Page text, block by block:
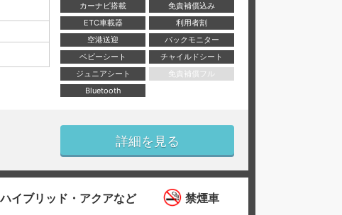
カーナビ搭載
免責補償込み
ETC車載器
利用者割
空港送迎
バックモニター
ベビーシート
チャイルドシート
ジュニアシート
免責補償フル
Bluetooth
詳細を見る
イブリッド・アクアなど 禁煙車